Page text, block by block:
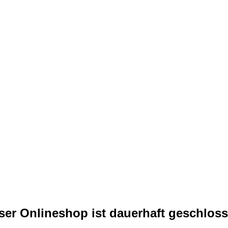
Onlineshop ist dauerhaft